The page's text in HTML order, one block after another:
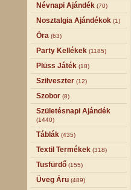
Névnapi Ajándék (70)
Nosztalgia Ajándékok (1)
Óra (63)
Party Kellékek (1185)
Plüss Játék (18)
Szilveszter (12)
Szobor (8)
Születésnapi Ajándék
(1440)
Táblák (435)
Textil Termékek (318)
Tusfürdő (155)
Üveg Áru (489)